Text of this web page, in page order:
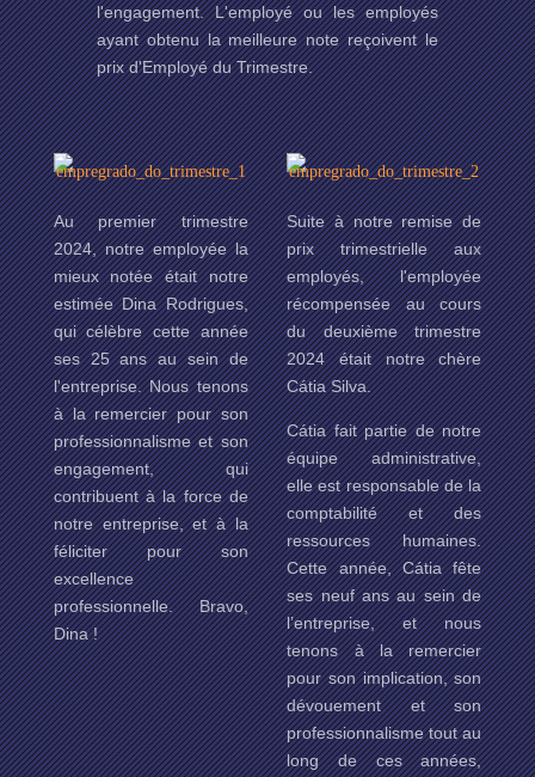
l'engagement. L'employé ou les employés
ayant obtenu la meilleure note reçoivent le
prix d'Employé du Trimestre.
Au premier trimestre
2024, notre employée la
mieux notée était notre
estimée Dina Rodrigues,
qui célèbre cette année
ses 25 ans au sein de
l'entreprise. Nous tenons
à la remercier pour son
professionnalisme et son
engagement, qui
contribuent à la force de
notre entreprise, et à la
féliciter pour son
excellence
professionnelle. Bravo,
Dina !
Suite à notre remise de
prix trimestrielle aux
employés, l'employée
récompensée au cours
du deuxième trimestre
2024 était notre chère
Cátia Silva.
Cátia fait partie de notre
équipe administrative,
elle est responsable de la
comptabilité et des
ressources humaines.
Cette année, Cátia fête
ses neuf ans au sein de
l’entreprise, et nous
tenons à la remercier
pour son implication, son
dévouement et son
professionnalisme tout au
long de ces années,